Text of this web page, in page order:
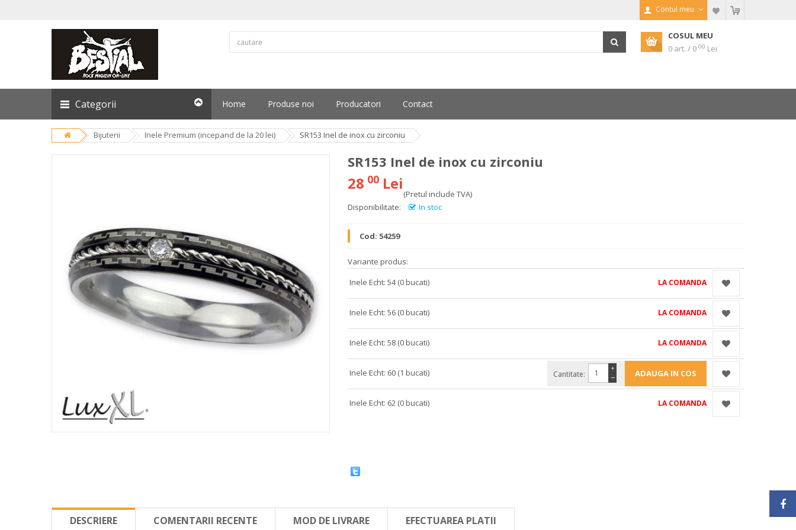
Contul meu
COSUL MEU
0 art. / 0 00 Lei
Categorii Home Produse noi Producatori Contact
Bijuterii Inele Premium (incepand de la 20 lei) SR153 Inel de inox cu zirconiu
SR153 Inel de inox cu zirconiu
28 00 Lei
(Pretul include TVA)
Disponibilitate:
In stoc
Cod: 54259
Variante produs:
Inele Echt: 54 (0 bucati)
LA COMANDA
Inele Echt: 56 (0 bucati) LA COMANDA
Inele Echt: 58 (0 bucati) LA COMANDA
Inele Echt: 60 (1 bucati) Cantitate: −
+
Inele Echt: 62 (0 bucati) LA COMANDA
DESCRIERE COMENTARII RECENTE MOD DE LIVRARE EFECTUAREA PLATII